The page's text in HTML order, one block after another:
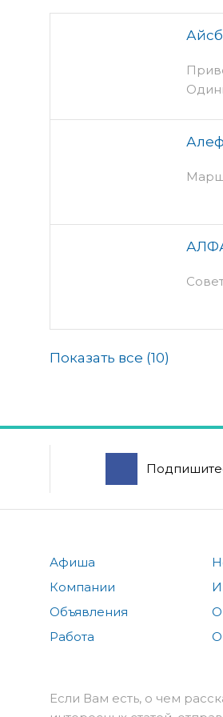
Показать все (10)
Афиша
Компании
Объявления
Работа
О
О
Если Вам есть, о чем